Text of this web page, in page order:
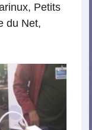
Petits
du Net,